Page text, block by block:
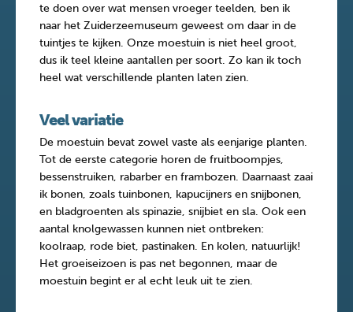
te doen over wat mensen vroeger teelden, ben ik
naar het Zuiderzeemuseum geweest om daar in de
tuintjes te kijken. Onze moestuin is niet heel groot,
dus ik teel kleine aantallen per soort. Zo kan ik toch
heel wat verschillende planten laten zien.
Veel variatie
De moestuin bevat zowel vaste als eenjarige planten.
Tot de eerste categorie horen de fruitboompjes,
bessenstruiken, rabarber en frambozen. Daarnaast zaai
ik bonen, zoals tuinbonen, kapucijners en snijbonen,
en bladgroenten als spinazie, snijbiet en sla. Ook een
aantal knolgewassen kunnen niet ontbreken:
koolraap, rode biet, pastinaken. En kolen, natuurlijk!
Het groeiseizoen is pas net begonnen, maar de
moestuin begint er al echt leuk uit te zien.